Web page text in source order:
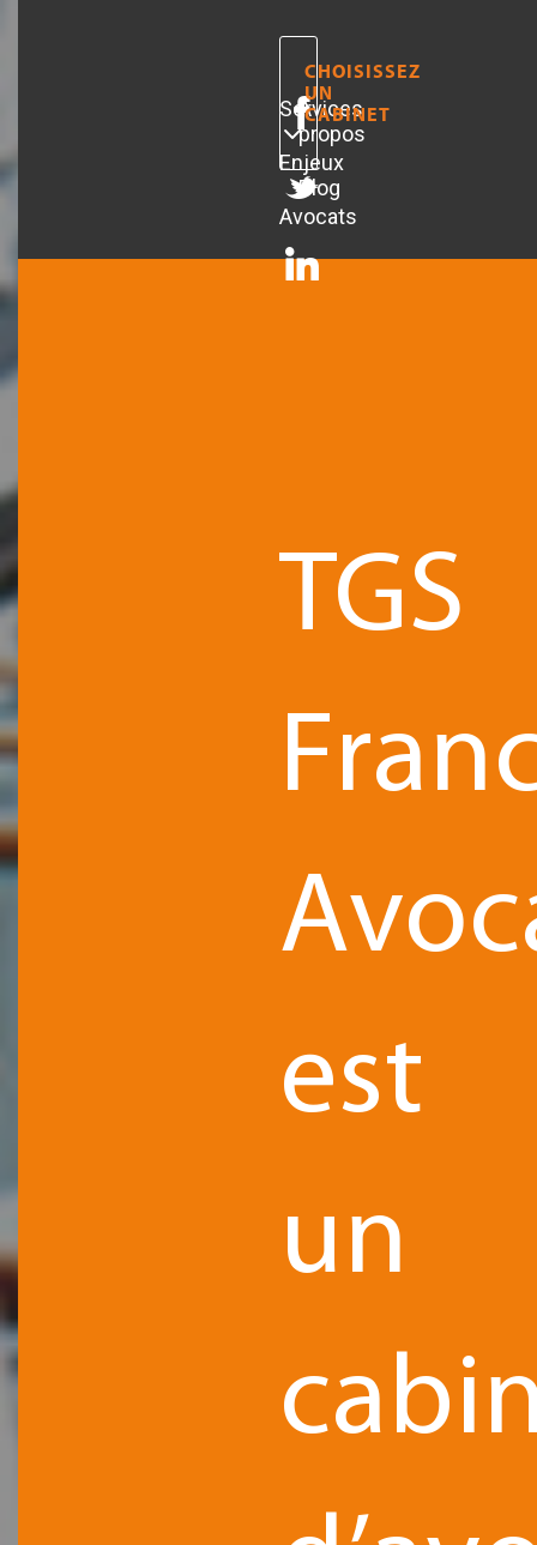
Services
Enjeux
Avocats
A
propos
Blog
CHOISISSEZ
UN
CABINET
TGS
est
un